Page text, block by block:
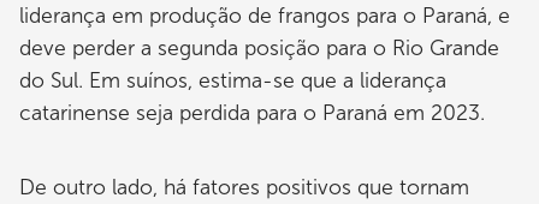
liderança em produção de frangos para o Paraná, e
deve perder a segunda posição para o Rio Grande
do Sul. Em suínos, estima-se que a liderança
catarinense seja perdida para o Paraná em 2023.
De outro lado, há fatores positivos que tornam